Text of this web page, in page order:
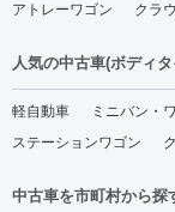
アトレーワゴン
クラ
人気の中古車(ボディ
軽自動車 ミニバン・
ステーションワゴン
中古車を市町村から探